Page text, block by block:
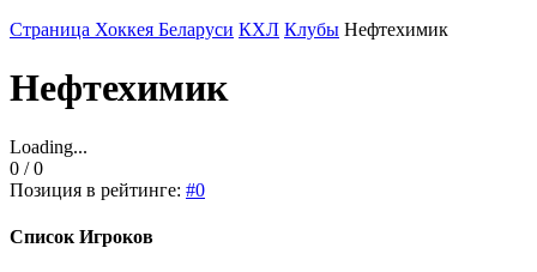
Страница Хоккея Беларуси КХЛ Клубы Нефтехимик
Нефтехимик
Loading...
0 / 0
Позиция в рейтинге: #0
Список Игроков